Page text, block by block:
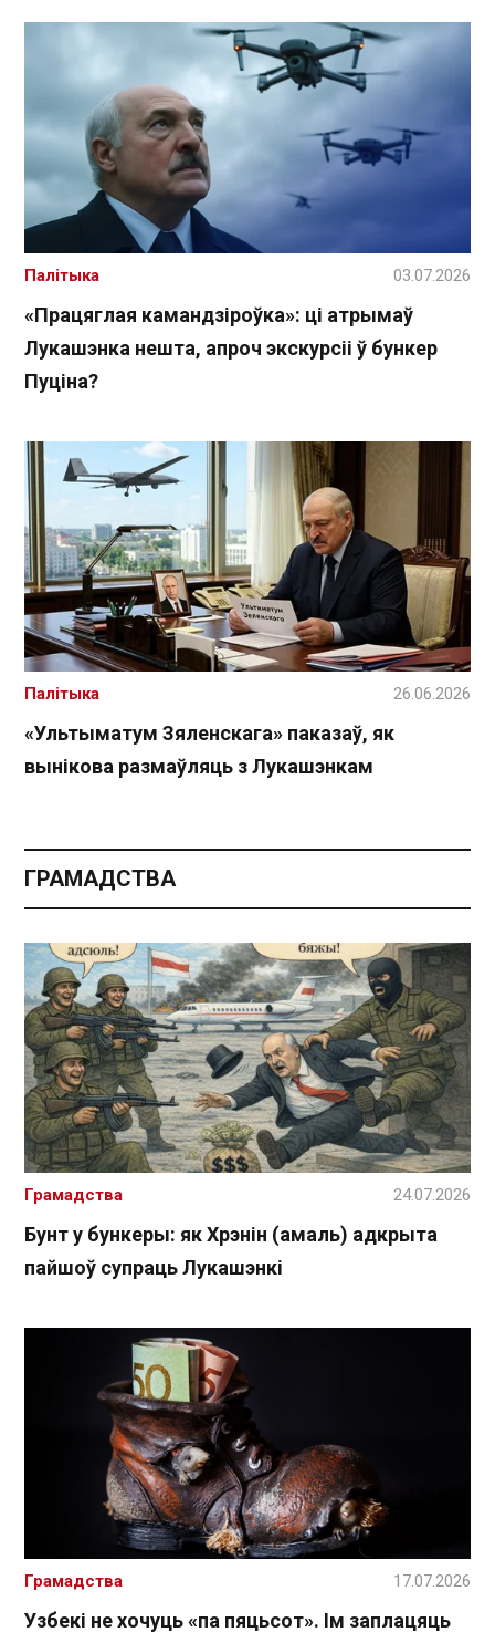
«Працяглая камандзіроўка»: ці атрымаў
Лукашэнка нешта, апроч экскурсіі ў бункер
Пуціна?
Палітыка 03.07.2026
«Ультыматум Зяленскага» паказаў, як
вынікова размаўляць з Лукашэнкам
Палітыка 26.06.2026
ГРАМАДСТВА
Бунт у бункеры: як Хрэнін (амаль) адкрыта
пайшоў супраць Лукашэнкі
Грамадства 24.07.2026
Узбекі не хочуць «па пяцьсот». Ім заплацяць
Грамадства 17.07.2026